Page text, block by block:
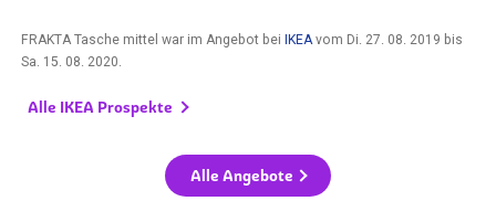
FRAKTA Tasche mittel war im Angebot beiIKEA vom Di. 27. 08. 2019 bis
Sa. 15. 08. 2020
Alle IKEA Prospekte
Alle Angebote